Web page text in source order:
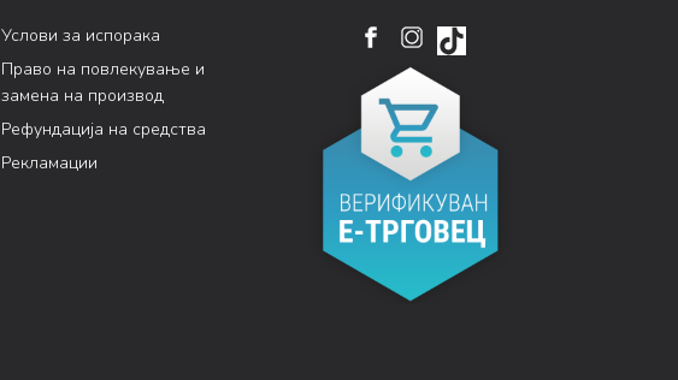
Услови за испорака
Право на повлекување и
замена на производ
Рефундација на средства
Рекламации